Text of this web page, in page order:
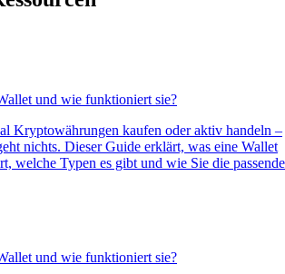
und wie funktioniert sie?
Kryptowährungen kaufen oder aktiv handeln –
nichts. Dieser Guide erklärt, was eine Wallet
welche Typen es gibt und wie Sie die passende
und wie funktioniert sie?